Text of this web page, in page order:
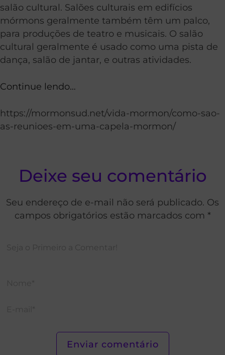
salão cultural. Salões culturais em edifícios
mórmons geralmente também têm um palco,
para produções de teatro e musicais. O salão
cultural geralmente é usado como uma pista de
dança, salão de jantar, e outras atividades.
Continue lendo…
https://mormonsud.net/vida-mormon/como-sao-
as-reunioes-em-uma-capela-mormon/
Deixe seu comentário
Seu endereço de e-mail não será publicado. Os
campos obrigatórios estão marcados com *